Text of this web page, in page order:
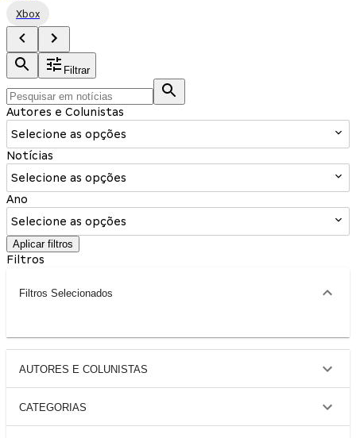
Xbox
Filtrar
Autores e Colunistas
Selecione as opções
Notícias
Selecione as opções
Ano
Selecione as opções
Aplicar filtros
Filtros
Filtros Selecionados
AUTORES E COLUNISTAS
CATEGORIAS